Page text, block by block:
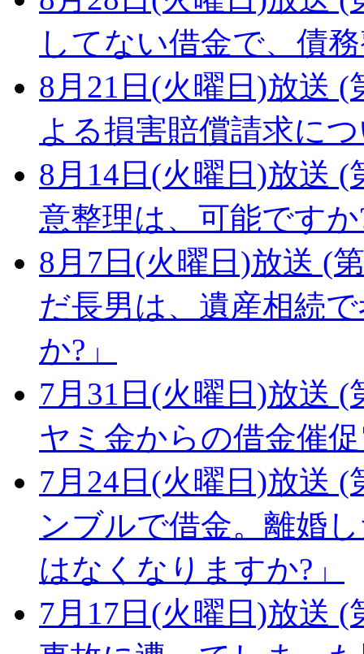
してない借金で、債
8月21日(火曜日)放送 (
よる損害賠償請求に
8月14日(火曜日)放送 (
意整理は、可能ですか
8月7日(火曜日)放送 (
だ長男は、遺産相続
か?」
7月31日(火曜日)放送 (
ヤミ金からの借金催
7月24日(火曜日)放送 (
ンブルで借金。離婚
はなくなりますか?」
7月17日(火曜日)放送 (